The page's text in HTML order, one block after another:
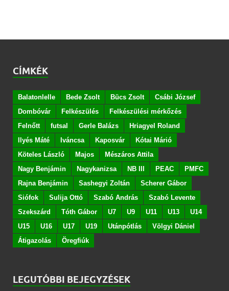
CÍMKÉK
Balatonlelle Bede Zsolt Bücs Zsolt
Csábi József
Dombóvár
Felkészülés
Felkészülési mérkőzés
Felnőtt
futsal Gerle Balázs
Hriagyel Roland
Ilyés Máté
Iváncsa Kaposvár
Kótai Márió
Köteles László
Majos
Mészáros Attila
Nagy Benjámin
Nagykanizsa NB III PEAC
PMFC
Rajna Benjámin
Sashegyi Zoltán
Scherer Gábor
Siófok
Sulija Ottó Szabó András
Szabó Levente
Szekszárd
Tóth Gábor U7 U9 U11 U13
U14
U15
U16 U17 U19 Utánpótlás
Völgyi Dániel
Átigazolás
Öregfiúk
LEGUTÓBBI BEJEGYZÉSEK